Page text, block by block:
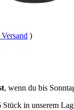
)
, wenn du bis
in unserem